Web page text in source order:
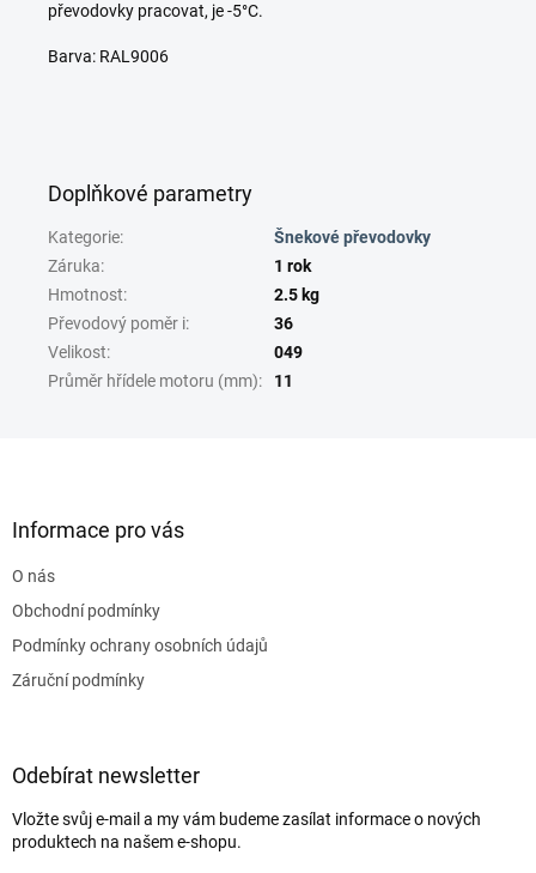
převodovky pracovat, je -5°C.
Barva: RAL9006
Doplňkové parametry
Kategorie:
Šnekové převodovky
Záruka:
1 rok
Hmotnost:
2.5 kg
Převodový poměr i:
36
Velikost:
049
Průměr hřídele motoru (mm): 11
Informace pro vás
O nás
Obchodní podmínky
Podmínky ochrany osobních údajů
Záruční podmínky
Odebírat newsletter
Vložte svůj e-mail a my vám budeme zasílat informace o nových
produktech na našem e-shopu.